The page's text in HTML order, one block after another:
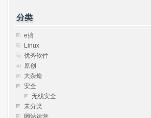
分类
e搞
Linux
优秀软件
原创
大杂烩
安全
无线安全
未分类
网站运营